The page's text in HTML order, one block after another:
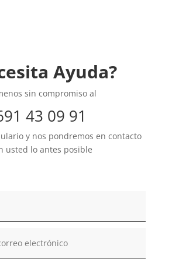
Ayuda?
sin compromiso al
43 09 91
y nos pondremos en contacto
usted lo antes posible